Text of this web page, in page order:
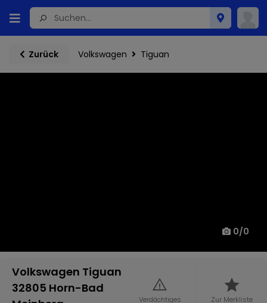
Zurück Volkswagen Tiguan
0/0
Volkswagen Tiguan
32805 Horn-Bad
Verdächtiges
Zur Merkliste